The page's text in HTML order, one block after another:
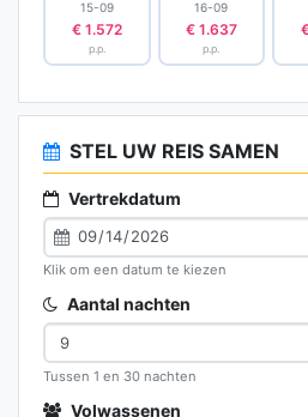
15-09
€ 1.572
p.p.
16-09
€ 1.637
p.p.
STEL UW REIS SAMEN
Vertrekdatum
Klik om een datum te kiezen
Aantal nachten
Tussen 1 en 30 nachten
Volwassenen